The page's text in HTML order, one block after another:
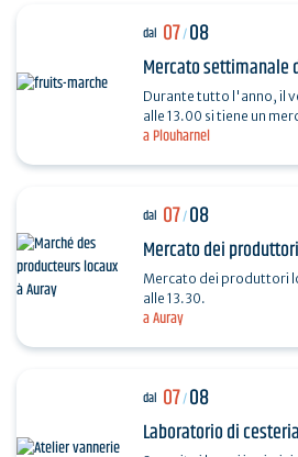
a Plouharnel
dal 07/08
Mercato settimanale
Durante tutto l'anno, il
alle 13.00 si tiene un
du Général De Gaulle.
a Auray
dal 07/08
Mercato dei
Mercato dei produttori
alle 13.30.
dal 07/08
Laboratorio di cesteria